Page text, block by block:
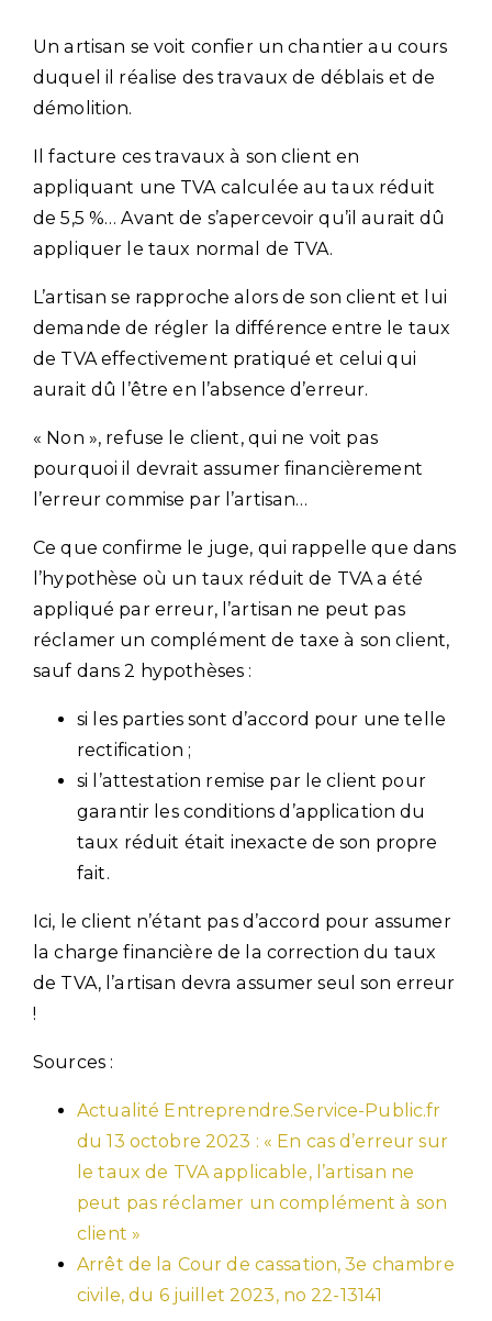
Un artisan se voit confier un chantier au cours
duquel il réalise des travaux de déblais et de
démolition.
Il facture ces travaux à son client en
appliquant une TVA calculée au taux réduit
de 5,5 %… Avant de s’apercevoir qu’il aurait dû
appliquer le taux normal de TVA.
L’artisan se rapproche alors de son client et lui
demande de régler la différence entre le taux
de TVA effectivement pratiqué et celui qui
aurait dû l’être en l’absence d’erreur.
« Non », refuse le client, qui ne voit pas
pourquoi il devrait assumer financièrement
l’erreur commise par l’artisan…
Ce que confirme le juge, qui rappelle que dans
l’hypothèse où un taux réduit de TVA a été
appliqué par erreur, l’artisan ne peut pas
réclamer un complément de taxe à son client,
sauf dans 2 hypothèses :
si les parties sont d’accord pour une telle
rectification ;
si l’attestation remise par le client pour
garantir les conditions d’application du
taux réduit était inexacte de son propre
fait.
Ici, le client n’étant pas d’accord pour assumer
la charge financière de la correction du taux
de TVA, l’artisan devra assumer seul son erreur
!
Sources :
Actualité Entreprendre.Service-Public.fr
du 13 octobre 2023 : « En cas d’erreur sur
le taux de TVA applicable, l’artisan ne
peut pas réclamer un complément à son
client »
Arrêt de la Cour de cassation, 3e chambre
civile, du 6 juillet 2023, no 22-13141